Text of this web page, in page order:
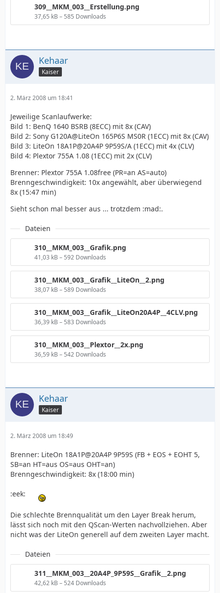
309__MKM_003__Erstellung.png
37,65 kB – 585 Downloads
Kehaar
Kaiser
2. März 2008 um 18:41
Jeweilige Scanlaufwerke:
Bild 1: BenQ 1640 BSRB (8ECC) mit 8x (CAV)
Bild 2: Sony G120A@LiteOn 165P6S MS0R (1ECC) mit 8x (CAV)
Bild 3: LiteOn 18A1P@20A4P 9P59S/A (1ECC) mit 4x (CLV)
Bild 4: Plextor 755A 1.08 (1ECC) mit 2x (CLV)
Brenner: Plextor 755A 1.08free (PR=an AS=auto)
Brenngeschwindigkeit: 10x angewählt, aber überwiegend
8x (15:47 min)
Sieht schon mal besser aus ... trotzdem :mad:.
Dateien
310__MKM_003__Grafik.png
41,03 kB – 592 Downloads
310__MKM_003__Grafik__LiteOn__2.png
38,07 kB – 589 Downloads
310__MKM_003__Grafik__LiteOn20A4P__4CLV.png
36,39 kB – 583 Downloads
310__MKM_003__Plextor__2x.png
36,59 kB – 542 Downloads
Kehaar
Kaiser
2. März 2008 um 18:49
Brenner: LiteOn 18A1P@20A4P 9P59S (FB + EOS + EOHT 5,
SB=an HT=aus OS=aus OHT=an)
Brenngeschwindigkeit: 8x (18:00 min)
:eek:
Die schlechte Brennqualität um den Layer Break herum,
lässt sich noch mit den QScan-Werten nachvollziehen. Aber
nicht was der LiteOn generell auf dem zweiten Layer macht.
Dateien
311__MKM_003__20A4P_9P59S__Grafik__2.png
42,62 kB – 524 Downloads